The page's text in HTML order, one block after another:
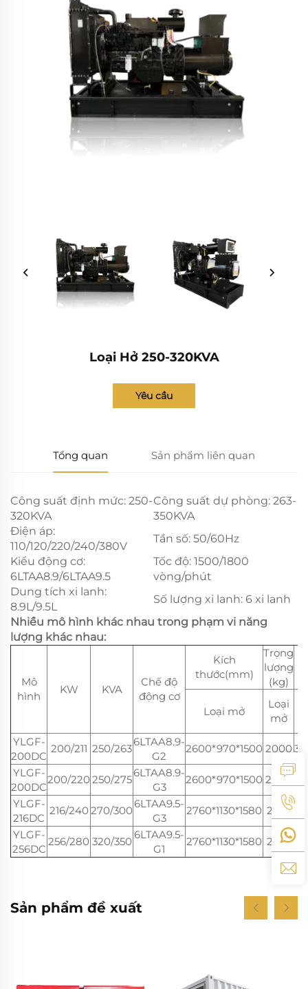
Loại Hở 250-320KVA
Yêu cầu
Tổng quan Sản phẩm liên quan
Công suất định mức: 250-
320KVA
Công suất dự phòng: 263-
350KVA
Điện áp:
110/120/220/240/380V
Tần số: 50/60Hz
Kiểu động cơ:
6LTAA8.9/6LTAA9.5
Tốc độ: 1500/1800
vòng/phút
Dung tích xi lanh:
8.9L/9.5L
Số lượng xi lanh: 6 xi lanh
Nhiều mô hình khác nhau trong phạm vi năng
lượng khác nhau:
Mô
hình
KW KVA
Chế độ
động cơ
Kích
thước(mm)
Trọng
lượng
(kg)
Loại mở
Loại
mở
YLGF-
200DC
200/211 250/263
6LTAA8.9-
G2
2600*970*1500 2000
YLGF-
200DC
200/220 250/275
6LTAA8.9-
G3
2600*970*1500 2000
YLGF-
216DC
216/240 270/300
6LTAA9.5-
G3
2760*1130*1580 2100
YLGF-
256DC
256/280 320/350
6LTAA9.5-
G1
2760*1130*1580 2100
Sản phẩm đề xuất